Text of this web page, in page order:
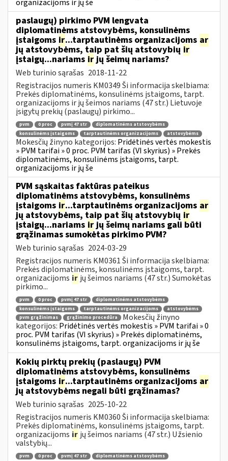
organizacijoms ir jų še
paslaugų) pirkimo PVM lengvata
diplomatinėms atstovybėms, konsulinėms
įstaigoms ir...tarptautinėms organizacijoms ar
jų atstovybėms, taip pat šių atstovybių ir
įstaigų...nariams irjų šeimų nariams?
Web turinio sąrašas 2018-11-22
Registracijos numeris KM0349 Ši informacija skelbiama:
Prekės diplomatinėms, konsulinėms įstaigoms, tarpt.
organizacijoms ir jų šeimos nariams (47 str.) Lietuvoje
įsigytų prekių (paslaugų) pirkimo...
pvm 0 proc pvmį 47 str
diplomatinėms atstovybėms
konsulinėms įstaigoms
tarptautinėms organizacijoms atstovybėms
Mokesčių žinyno kategorijos: Pridėtinės vertės mokestis
» PVM tarifai » 0 proc. PVM tarifas (VI skyrius) » Prekės
diplomatinėms, konsulinėms įstaigoms, tarpt.
organizacijoms ir jų še
PVM sąskaitas faktūras pateikus
diplomatinėms atstovybėms, konsulinėms
įstaigoms ir...tarptautinėms organizacijoms ar
jų atstovybėms, taip pat šių atstovybių ir
įstaigų...nariams irjų šeimų nariams gali būti
grąžinamas sumokėtas pirkimo PVM?
Web turinio sąrašas 2024-03-29
Registracijos numeris KM0361 Ši informacija skelbiama:
Prekės diplomatinėms, konsulinėms įstaigoms, tarpt.
organizacijoms ir jų šeimos nariams (47 str.) Sumokėtas
pirkimo...
pvm 0 proc pvmį 47 str
diplomatinėms atstovybėms
konsulinėms įstaigoms
tarptautinėms organizacijoms
atstovybėms
pvm grąžinimas
grąžinimo procedūra
Mokesčių žinyno
kategorijos: Pridėtinės vertės mokestis » PVM tarifai » 0
proc. PVM tarifas (VI skyrius) » Prekės diplomatinėms,
konsulinėms įstaigoms, tarpt. organizacijoms ir jų še
Kokių pirktų prekių (paslaugų) PVM
diplomatinėms atstovybėms, konsulinėms
įstaigoms ir...tarptautinėms organizacijoms ar
jų atstovybėms negali būti grąžinamas?
Web turinio sąrašas 2025-10-22
Registracijos numeris KM0360 Ši informacija skelbiama:
Prekės diplomatinėms, konsulinėms įstaigoms, tarpt.
organizacijoms ir jų šeimos nariams (47 str.) Užsienio
valstybių...
pvm 0 proc pvmį 47 str
diplomatinėms atstovybėms